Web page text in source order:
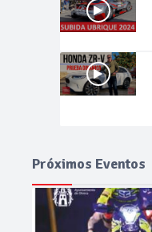
Próximos Eventos